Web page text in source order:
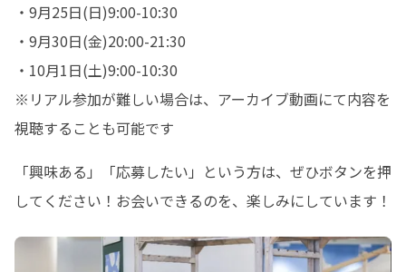
・9月25日(日)9:00-10:30
・9月30日(金)20:00-21:30
・10月1日(土)9:00-10:30
※リアル参加が難しい場合は、アーカイブ動画にて内容を
視聴することも可能です
「興味ある」「応募したい」という方は、ぜひボタンを押
してください！お会いできるのを、楽しみにしています！